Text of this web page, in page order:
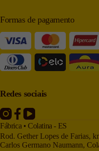
Formas de pagamento
Redes sociais
Fábrica • Colatina - ES
Rod. Gether Lopes de Farias,
Carlos Germano Naumann,